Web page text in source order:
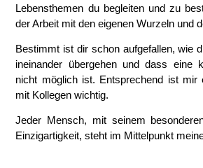
Lebensthemen du begleiten und zu
der Arbeit mit den eigenen Wurzeln und
Bestimmt ist dir schon aufgefallen, wie
ineinander übergehen und dass eine
nicht möglich ist. Entsprechend ist mir
mit Kollegen wichtig.
Jeder Mensch, mit seinem
Einzigartigkeit, steht im Mittelpunkt